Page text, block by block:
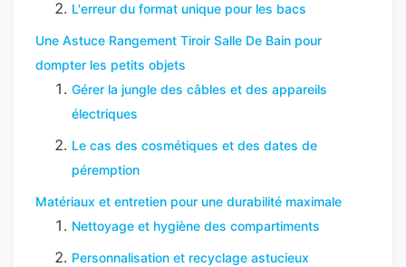
L'erreur du format unique pour les bacs
Une Astuce Rangement Tiroir Salle De Bain pour
dompter les petits objets
Gérer la jungle des câbles et des appareils
électriques
Le cas des cosmétiques et des dates de
péremption
Matériaux et entretien pour une durabilité maximale
Nettoyage et hygiène des compartiments
Personnalisation et recyclage astucieux